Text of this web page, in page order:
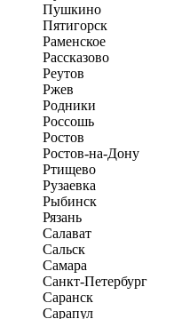
Пушкино
Пятигорск
Раменское
Рассказово
Реутов
Ржев
Родники
Россошь
Ростов
Ростов-на-Дону
Ртищево
Рузаевка
Рыбинск
Рязань
Салават
Сальск
Самара
Санкт-Петербург
Саранск
Сарапул